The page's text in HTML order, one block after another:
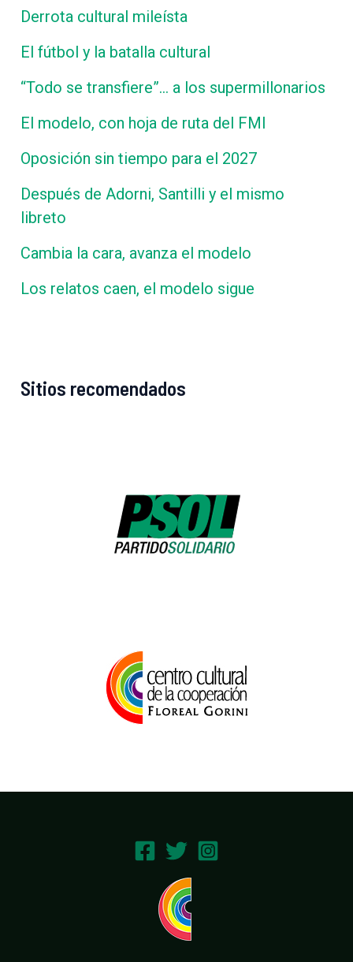
Derrota cultural mileísta
El fútbol y la batalla cultural
“Todo se transfiere”… a los supermillonarios
El modelo, con hoja de ruta del FMI
Oposición sin tiempo para el 2027
Después de Adorni, Santilli y el mismo
libreto
Cambia la cara, avanza el modelo
Los relatos caen, el modelo sigue
Sitios recomendados